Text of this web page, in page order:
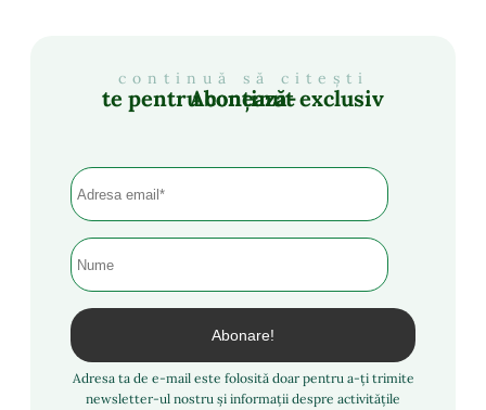
continuă să citești
Abonează-te pentru conținut exclusiv
Adresa ta de e-mail este folosită doar pentru a-ți trimite
newsletter-ul nostru și informații despre activitățile